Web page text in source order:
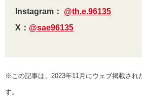
Instagram： @th.e.96135
X： @sae96135
※この記事は、2023年11月にウェブ掲載され
す。